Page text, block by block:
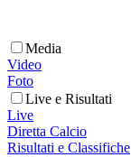
Media
Video
Foto
Live e Risultati
Live
Diretta Calcio
Risultati e Classifiche